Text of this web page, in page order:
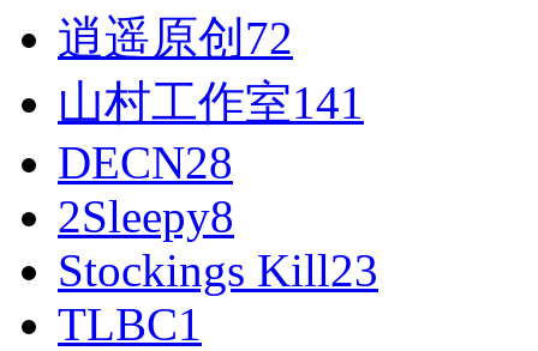
逍遥原创72
山村工作室141
DECN28
2Sleepy8
Stockings Kill23
TLBC1